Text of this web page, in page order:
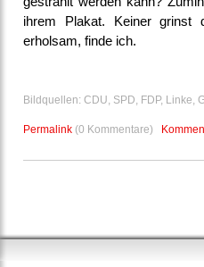
ihrem Plakat. Keiner grinst
erholsam, finde ich.
Bildquellen: CDU, SPD, FDP, Linke,
Permalink (0 Kommentare)